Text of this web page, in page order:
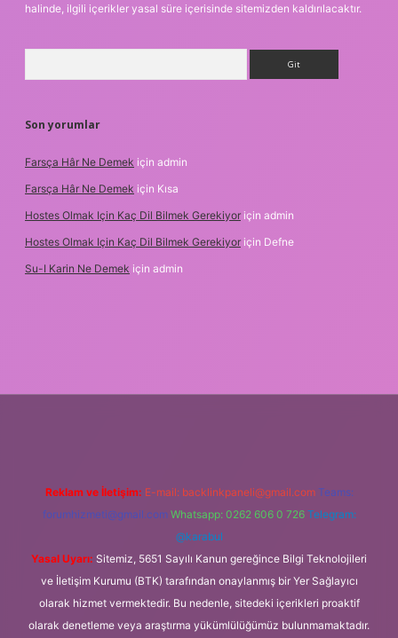
halinde, ilgili içerikler yasal süre içerisinde sitemizden kaldırılacaktır.
Son yorumlar
Farsça Hâr Ne Demek için admin
Farsça Hâr Ne Demek için Kısa
Hostes Olmak Için Kaç Dil Bilmek Gerekiyor için admin
Hostes Olmak Için Kaç Dil Bilmek Gerekiyor için Defne
Su-I Karin Ne Demek için admin
Reklam ve İletişim: E-mail: backlinkpaneli@gmail.com Teams:
forumhizmeti@gmail.com Whatsapp: 0262 606 0 726 Telegram:
@karabul
Yasal Uyarı: Sitemiz, 5651 Sayılı Kanun gereğince Bilgi Teknolojileri
ve İletişim Kurumu (BTK) tarafından onaylanmış bir Yer Sağlayıcı
olarak hizmet vermektedir. Bu nedenle, sitedeki içerikleri proaktif
olarak denetleme veya araştırma yükümlülüğümüz bulunmamaktadır.